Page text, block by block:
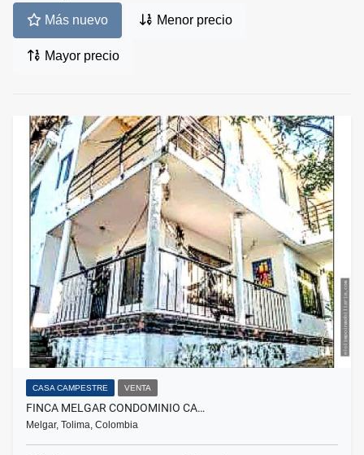
Más nuevo Menor precio
Mayor precio
CASA CAMPESTRE VENTA
FINCA MELGAR CONDOMINIO CA…
Melgar, Tolima, Colombia